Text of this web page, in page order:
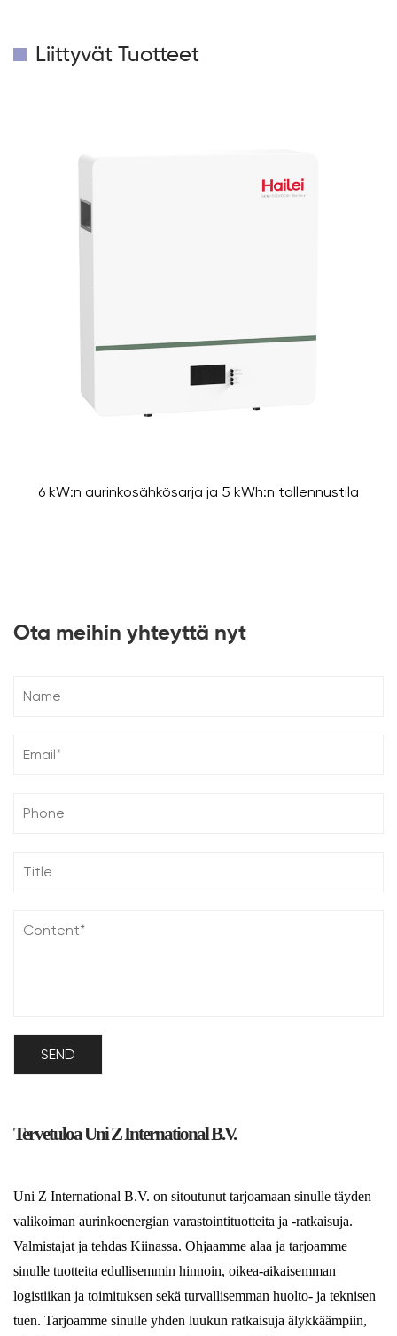
Liittyvät Tuotteet
6 kW:n aurinkosähkösarja ja 5 kWh:n tallennustila
Ota meihin yhteyttä nyt
Tervetuloa Uni Z International B.V.
Uni Z International B.V. on sitoutunut tarjoamaan sinulle täyden
valikoiman aurinkoenergian varastointituotteita ja -ratkaisuja.
Valmistajat ja tehdas Kiinassa. Ohjaamme alaa ja tarjoamme
sinulle tuotteita edullisemmin hinnoin, oikea-aikaisemman
logistiikan ja toimituksen sekä turvallisemman huolto- ja teknisen
tuen. Tarjoamme sinulle yhden luukun ratkaisuja älykkäämpiin,